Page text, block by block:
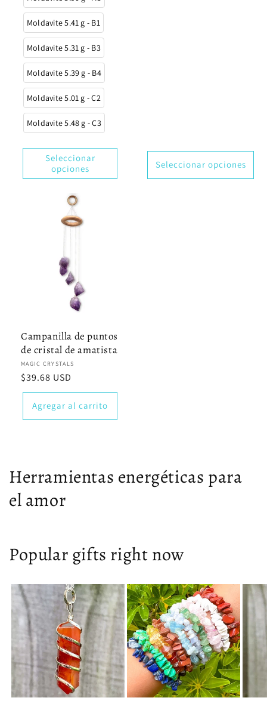
Moldavite 5.41 g - B1
Moldavite 5.31 g - B3
Moldavite 5.39 g - B4
Moldavite 5.01 g - C2
Moldavite 5.48 g - C3
Seleccionar
opciones
Seleccionar opciones
Campanilla de puntos
de cristal de amatista
Proveedor:
MAGIC CRYSTALS
Precio
habitual
$39.68 USD
Agregar al carrito
Herramientas energéticas para
el amor
Popular gifts right now